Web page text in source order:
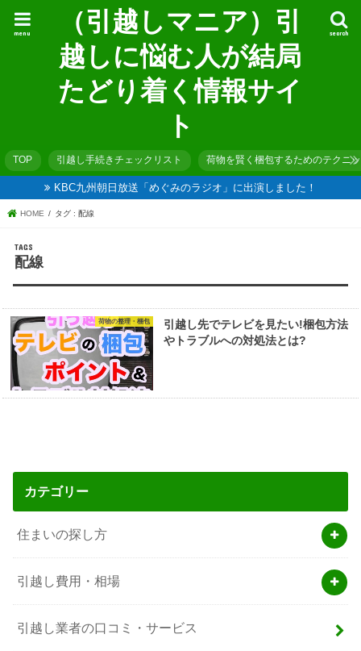
（引越しマニア）引
越しに悩む人が結局
たどり着く情報サイ
ト
search
menu
TOP 引越し手続きチェックリスト 荷物を賢く梱包するためのテクニ
KBC九州朝日放送「めぐみのラジオ」に出演しました！
HOME タグ : 配線
配線
荷物の整理・梱包
引越し先でテレビを見たい!梱包方法
やトラブルへの対処法とは?
カテゴリー
住まいの探し方
引越し費用・相場
引越し業者の口コミ・サービス